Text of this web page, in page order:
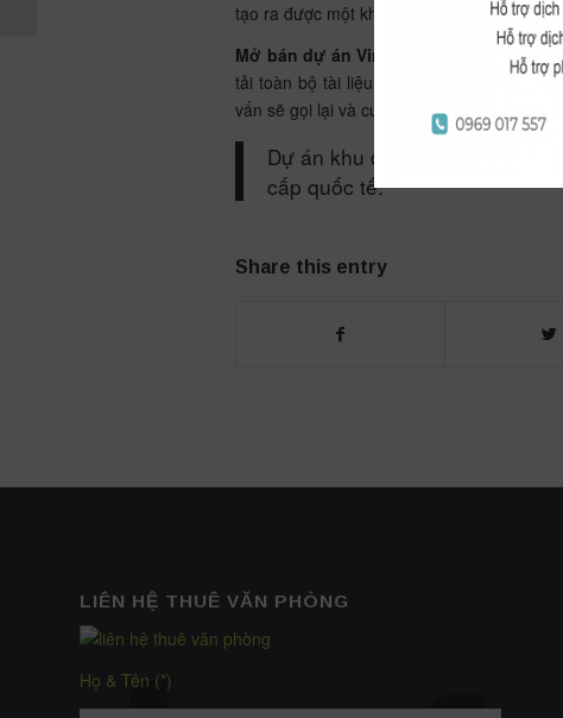
tạo ra được một khu đô thị bình yên và ấn
Mở bán dự án Vinhomes Thăng Long
tải toàn bộ tài liệu dự án, quý khách
vấn sẽ gọi lại và cung cấp thông tin mà
Dự án khu đô thị Hinode Royal
cấp quốc tế.
Share this entry
LIÊN HỆ THUÊ VĂN PHÒNG
Họ & Tên (*)